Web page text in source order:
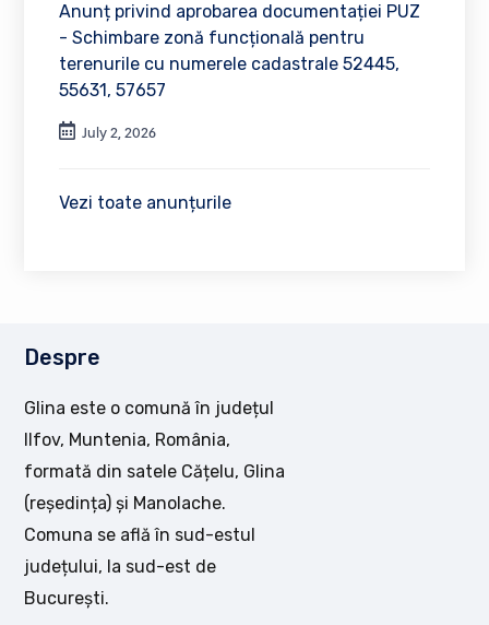
Anunț privind aprobarea documentației PUZ
- Schimbare zonă funcțională pentru
terenurile cu numerele cadastrale 52445,
55631, 57657
July 2, 2026
Vezi toate anunțurile
Despre
Glina este o comună în județul
Ilfov, Muntenia, România,
formată din satele Cățelu, Glina
(reședința) și Manolache.
Comuna se află în sud-estul
județului, la sud-est de
București.